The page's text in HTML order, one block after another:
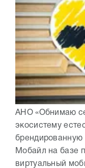
АНО «Обнимаю
экосистему
Мобайл на базе
виртуальный